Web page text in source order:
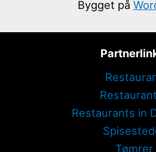
Bygget på
Restaurants in
Tømrer